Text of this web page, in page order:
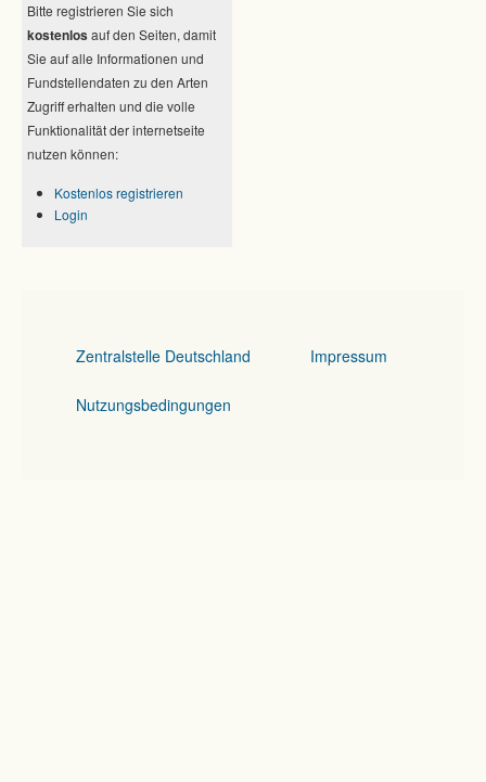
Bitte registrieren Sie sich
kostenlos auf den Seiten, damit
Sie auf alle Informationen und
Fundstellendaten zu den Arten
Zugriff erhalten und die volle
Funktionalität der internetseite
nutzen können:
Kostenlos registrieren
Login
Zentralstelle Deutschland Impressum
Nutzungsbedingungen